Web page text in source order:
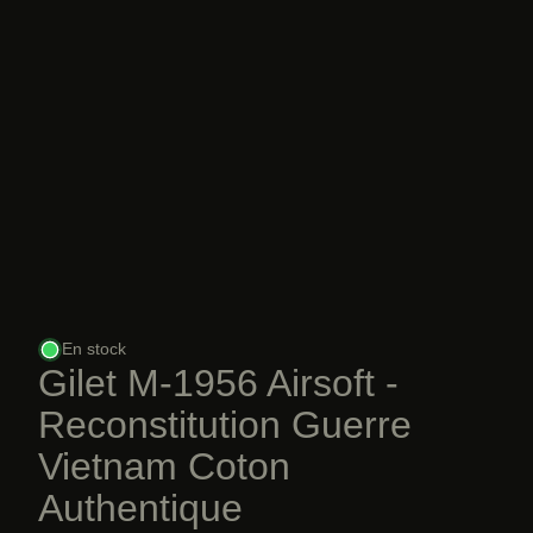
En stock
Gilet M-1956 Airsoft -
Reconstitution Guerre
Vietnam Coton
Authentique